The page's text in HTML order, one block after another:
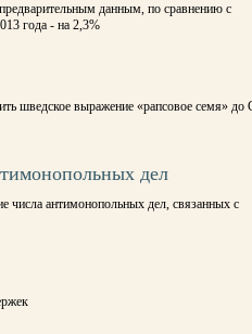
данным, по сравнению с
года - на 2,3%
шведское выражение «рапсовое семя» до
дел
числа антимонопольных дел, связанных с